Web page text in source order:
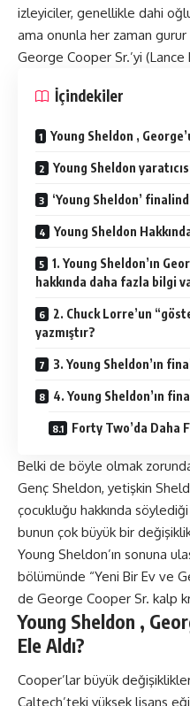
izleyiciler, genellikle dahi
ama onunla her zaman
George Cooper Sr.’yi
İçindekiler
Young Sheldon ,
Young Sheldon
‘Young Sheldon’
Young Sheldon
1. Young Sheldon’ın
hakkında daha fazla bilgi
2. Chuck Lorre’un
yazmıştır?
3. Young Sheldon’ın
4. Young Sheldon’ın
Forty Two’da Daha
Belki de böyle olmak
Genç Sheldon, yetişkin
çocukluğu hakkında
bunun çok büyük bir
Young Sheldon’ın sonuna
bölümünde “Yeni Bir Ev ve
de George Cooper Sr. kalp
Young Sheldon ,
Ele Aldı?
Cooper’lar büyük
Caltech’teki yüksek lisans